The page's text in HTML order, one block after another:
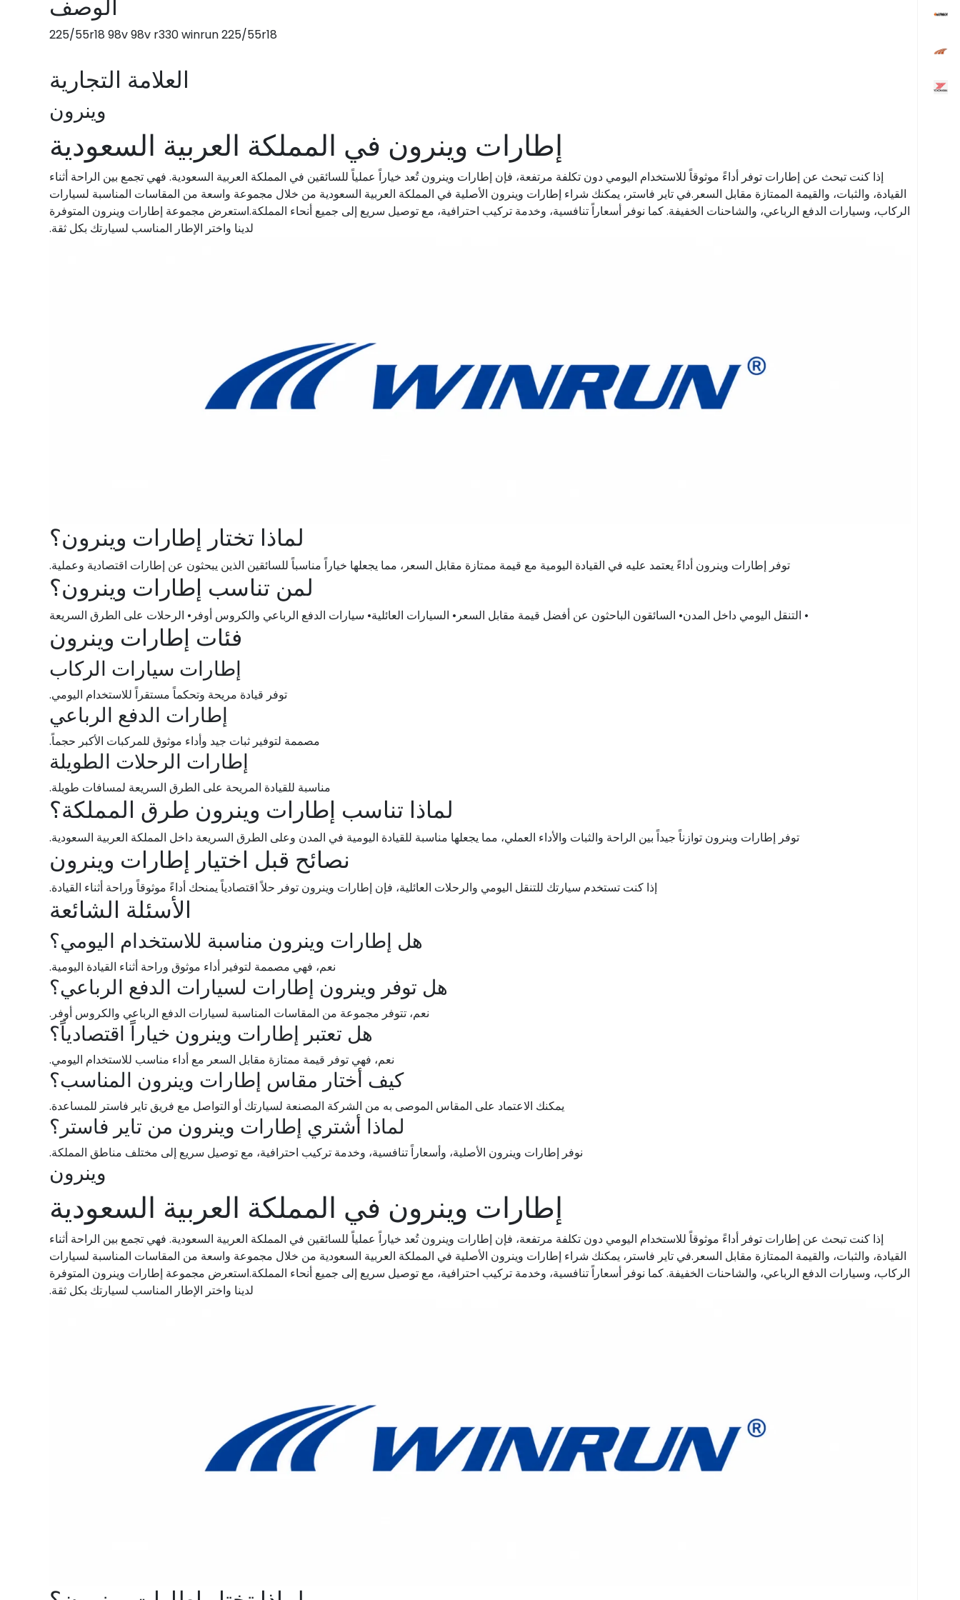
الوصف
225/55r18 98v 98v r330 winrun 225/55r18
العلامة التجارية
وينرون
إطارات وينرون في المملكة العربية السعودية
إذا كنت تبحث عن إطارات توفر أداءً موثوقاً للاستخدام اليومي دون تكلفة مرتفعة، فإن إطارات وينرون تُعد خياراً عملياً للسائقين في المملكة العربية السعودية. فهي تجمع بين الراحة أثناء
القيادة، والثبات، والقيمة الممتازة مقابل السعر.في تاير فاستر، يمكنك شراء إطارات وينرون الأصلية في المملكة العربية السعودية من خلال مجموعة واسعة من المقاسات المناسبة لسيارات
الركاب، وسيارات الدفع الرباعي، والشاحنات الخفيفة. كما نوفر أسعاراً تنافسية، وخدمة تركيب احترافية، مع توصيل سريع إلى جميع أنحاء المملكة.استعرض مجموعة إطارات وينرون المتوفرة
لدينا واختر الإطار المناسب لسيارتك بكل ثقة.
لماذا تختار إطارات وينرون؟
توفر إطارات وينرون أداءً يعتمد عليه في القيادة اليومية مع قيمة ممتازة مقابل السعر، مما يجعلها خياراً مناسباً للسائقين الذين يبحثون عن إطارات اقتصادية وعملية.
لمن تناسب إطارات وينرون؟
• التنقل اليومي داخل المدن• السائقون الباحثون عن أفضل قيمة مقابل السعر• السيارات العائلية• سيارات الدفع الرباعي والكروس أوفر• الرحلات على الطرق السريعة
فئات إطارات وينرون
إطارات سيارات الركاب
توفر قيادة مريحة وتحكماً مستقراً للاستخدام اليومي.
إطارات الدفع الرباعي
مصممة لتوفير ثبات جيد وأداء موثوق للمركبات الأكبر حجماً.
إطارات الرحلات الطويلة
مناسبة للقيادة المريحة على الطرق السريعة لمسافات طويلة.
لماذا تناسب إطارات وينرون طرق المملكة؟
توفر إطارات وينرون توازناً جيداً بين الراحة والثبات والأداء العملي، مما يجعلها مناسبة للقيادة اليومية في المدن وعلى الطرق السريعة داخل المملكة العربية السعودية.
نصائح قبل اختيار إطارات وينرون
إذا كنت تستخدم سيارتك للتنقل اليومي والرحلات العائلية، فإن إطارات وينرون توفر حلاً اقتصادياً يمنحك أداءً موثوقاً وراحة أثناء القيادة.
الأسئلة الشائعة
هل إطارات وينرون مناسبة للاستخدام اليومي؟
نعم، فهي مصممة لتوفير أداء موثوق وراحة أثناء القيادة اليومية.
هل توفر وينرون إطارات لسيارات الدفع الرباعي؟
نعم، تتوفر مجموعة من المقاسات المناسبة لسيارات الدفع الرباعي والكروس أوفر.
هل تعتبر إطارات وينرون خياراً اقتصادياً؟
نعم، فهي توفر قيمة ممتازة مقابل السعر مع أداء مناسب للاستخدام اليومي.
كيف أختار مقاس إطارات وينرون المناسب؟
يمكنك الاعتماد على المقاس الموصى به من الشركة المصنعة لسيارتك أو التواصل مع فريق تاير فاستر للمساعدة.
لماذا أشتري إطارات وينرون من تاير فاستر؟
نوفر إطارات وينرون الأصلية، وأسعاراً تنافسية، وخدمة تركيب احترافية، مع توصيل سريع إلى مختلف مناطق المملكة.
وينرون
إطارات وينرون في المملكة العربية السعودية
إذا كنت تبحث عن إطارات توفر أداءً موثوقاً للاستخدام اليومي دون تكلفة مرتفعة، فإن إطارات وينرون تُعد خياراً عملياً للسائقين في المملكة العربية السعودية. فهي تجمع بين الراحة أثناء
القيادة، والثبات، والقيمة الممتازة مقابل السعر.في تاير فاستر، يمكنك شراء إطارات وينرون الأصلية في المملكة العربية السعودية من خلال مجموعة واسعة من المقاسات المناسبة لسيارات
الركاب، وسيارات الدفع الرباعي، والشاحنات الخفيفة. كما نوفر أسعاراً تنافسية، وخدمة تركيب احترافية، مع توصيل سريع إلى جميع أنحاء المملكة.استعرض مجموعة إطارات وينرون المتوفرة
لدينا واختر الإطار المناسب لسيارتك بكل ثقة.